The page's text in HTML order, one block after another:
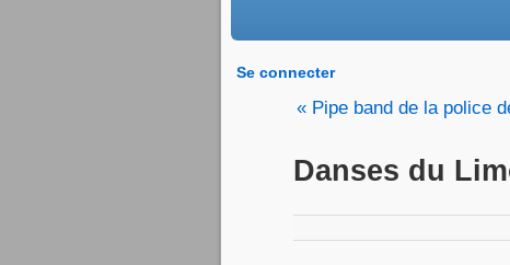
Se connecter
« Pipe band de la police
Danses du